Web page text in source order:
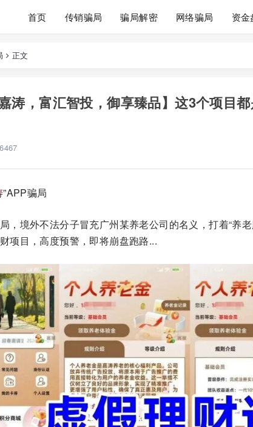
首页 传销骗局 骗局解密 网络骗局 资金
正文
涛，富汇智投，御享臻品】这3个项目
6467
”APP骗局
，境外不法分子冒充广州某养老公司的名义，打着“养
项目，高度预警，即将崩盘跑路...